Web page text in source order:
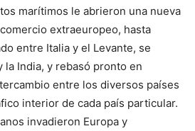
marítimos le abrieron una nueva
extraeuropeo, hasta
entre Italia y el Levante, se
la India, y rebasó pronto en
entre los diversos países
interior de cada país particular.
invadieron Europa y